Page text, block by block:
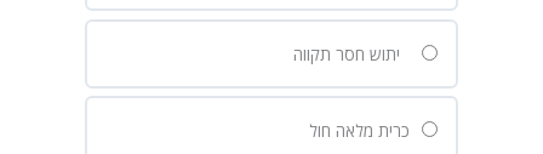
יתוש חסר תקווה
כרית מלאה חול